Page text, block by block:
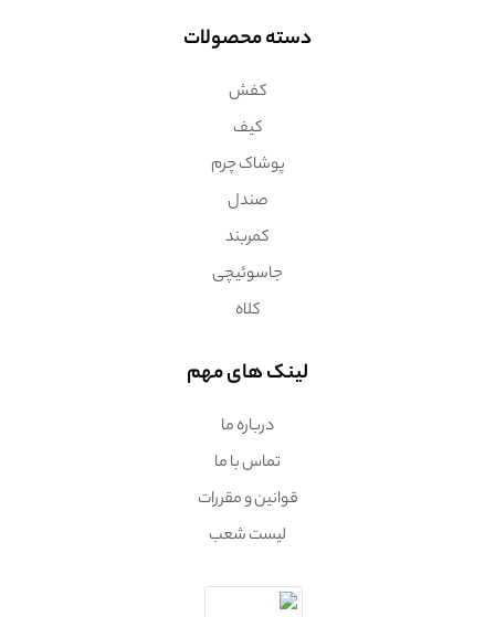
دسته محصولات
کفش
کیف
پوشاک چرم
صندل
کمربند
جاسوئیچی
کلاه
لینک های مهم
درباره ما
تماس با ما
قوانین و مقررات
لیست شعب